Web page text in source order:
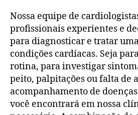
Nossa equipe de
profissionais experientes e
para diagnosticar e tratar
condições cardíacas. Seja
rotina, para investigar
peito, palpitações ou falta de
acompanhamento de
você encontrará em nossa